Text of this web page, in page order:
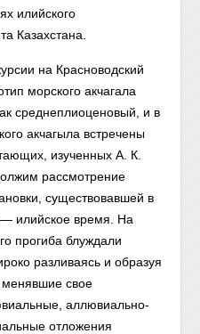
илийского
Казахстана.
на Красноводский
морского акчагала
среднеплиоценовый, и в
акчагыла встречены
изученных А. К.
рассмотрение
существовавшей в
— илийское время. На
прогиба блуждали
разливаясь и образуя
свое
аллювиально-
отложения